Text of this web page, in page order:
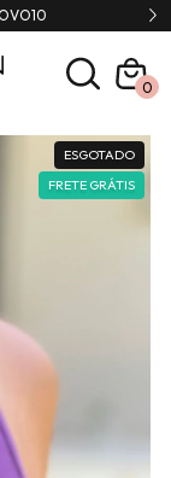
0
ESGOTADO
FRETE GRÁTIS